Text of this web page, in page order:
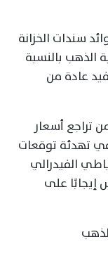
سندات الخزانة
الذهب بالنسبة
عادة من
تراجع أسعار
تهدئة توقعات
الفيدرالي
على